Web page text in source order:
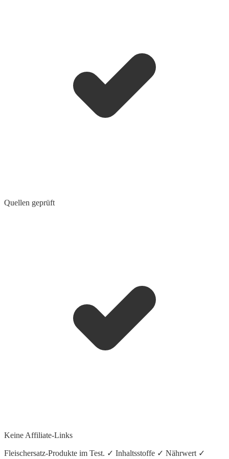
Quellen geprüft
Keine Affiliate-Links
Fleischersatz-Produkte im Test. ✓ Inhaltsstoffe ✓ Nährwert ✓